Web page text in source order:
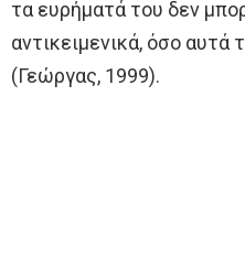
τα ευρήματά του δεν
αντικειμενικά, όσο
(Γεώργας, 1999).